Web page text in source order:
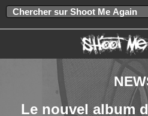
Le nouvel album